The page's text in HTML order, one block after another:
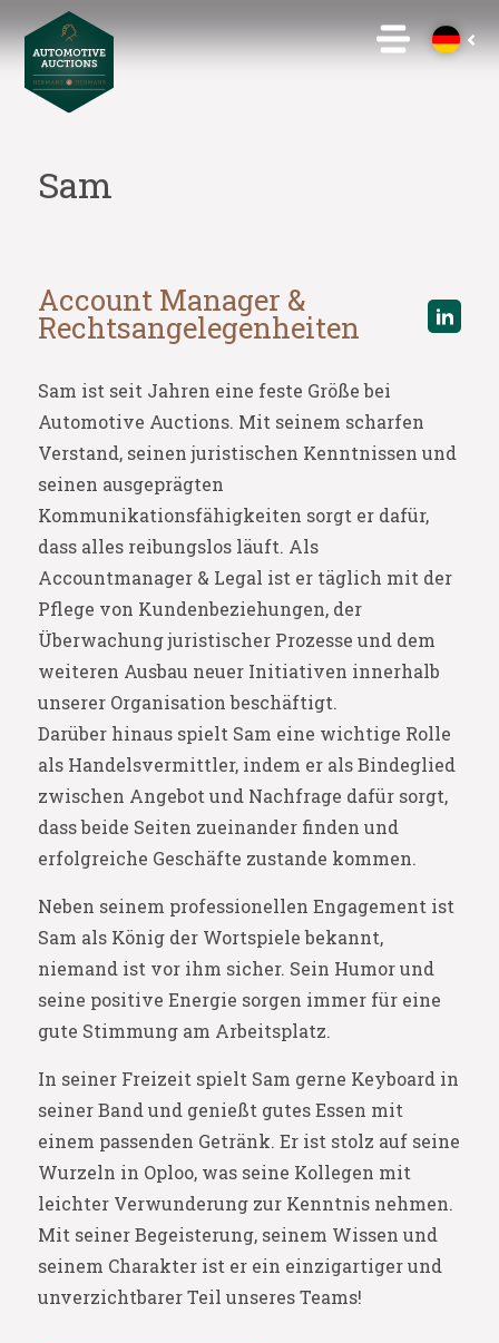
Sam
Account Manager &
Rechtsangelegenheiten
Sam ist seit Jahren eine feste Größe bei
Automotive Auctions. Mit seinem scharfen
Verstand, seinen juristischen Kenntnissen und
seinen ausgeprägten
Kommunikationsfähigkeiten sorgt er dafür,
dass alles reibungslos läuft. Als
Accountmanager & Legal ist er täglich mit der
Pflege von Kundenbeziehungen, der
Überwachung juristischer Prozesse und dem
weiteren Ausbau neuer Initiativen innerhalb
unserer Organisation beschäftigt.
Darüber hinaus spielt Sam eine wichtige Rolle
als Handelsvermittler, indem er als Bindeglied
zwischen Angebot und Nachfrage dafür sorgt,
dass beide Seiten zueinander finden und
erfolgreiche Geschäfte zustande kommen.
Neben seinem professionellen Engagement ist
Sam als König der Wortspiele bekannt,
niemand ist vor ihm sicher. Sein Humor und
seine positive Energie sorgen immer für eine
gute Stimmung am Arbeitsplatz.
In seiner Freizeit spielt Sam gerne Keyboard in
seiner Band und genießt gutes Essen mit
einem passenden Getränk. Er ist stolz auf seine
Wurzeln in Oploo, was seine Kollegen mit
leichter Verwunderung zur Kenntnis nehmen.
Mit seiner Begeisterung, seinem Wissen und
seinem Charakter ist er ein einzigartiger und
unverzichtbarer Teil unseres Teams!